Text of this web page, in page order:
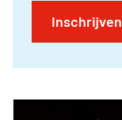
Inschrijven